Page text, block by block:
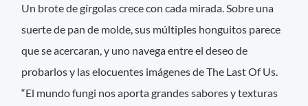
Un brote de gírgolas crece con cada mirada. Sobre una
suerte de pan de molde, sus múltiples honguitos parece
que se acercaran, y uno navega entre el deseo de
probarlos y las elocuentes imágenes de The Last Of Us.
“El mundo fungi nos aporta grandes sabores y texturas